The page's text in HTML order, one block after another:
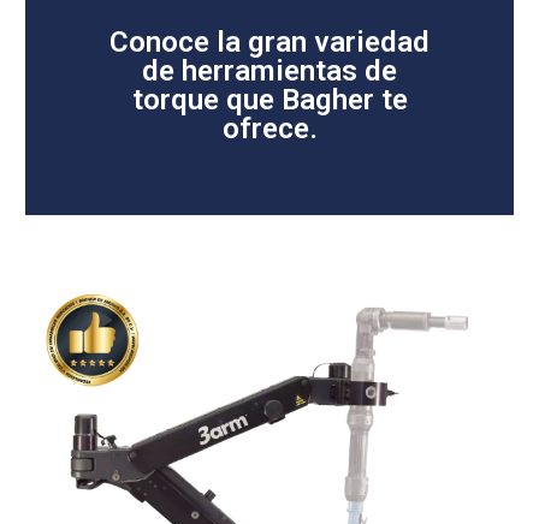
Conoce la gran variedad
de herramientas de
torque que Bagher te
ofrece.